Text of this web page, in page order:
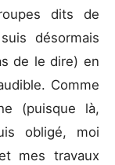
dits de
désormais
de le dire) en
Comme
(puisque là,
obligé, moi
mes travaux